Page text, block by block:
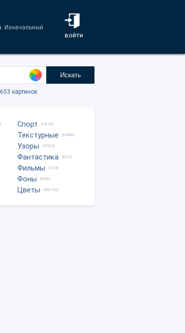
войти
Изначальный
Искать
картинок
Спорт (1815)
Текстурные (6380)
Узоры (3762)
Фантастика (821)
Фильмы (334)
Фоны (609)
Цветы (28149)